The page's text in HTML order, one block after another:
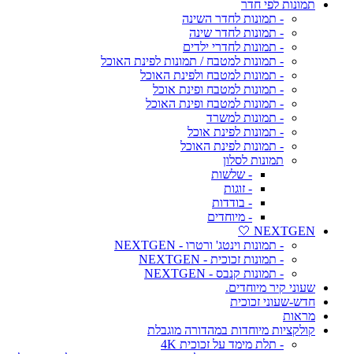
תמונות לפי חדר
- תמונות לחדר השינה
- תמונות לחדר שינה
- תמונות לחדרי ילדים
- תמונות למטבח / תמונות לפינת האוכל
- תמונות למטבח ולפינת האוכל
- תמונות למטבח ופינת אוכל
- תמונות למטבח ופינת האוכל
- תמונות למשרד
- תמונות לפינת אוכל
- תמונות לפינת האוכל
תמונות לסלון
- שלשות
- זוגות
- בודדות
- מיוחדים
NEXTGEN 🤍
- תמונות וינטג' ורטרו - NEXTGEN
- תמונות זכוכית - NEXTGEN
- תמונות קנבס - NEXTGEN
שעוני קיר מיוחדים.
חדש-שעוני זכוכית
מראות
קולקציות מיוחדות במהדורה מוגבלת
- תלת מימד על זכוכית 4K